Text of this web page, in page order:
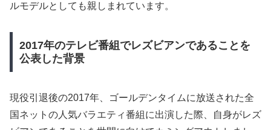
ルモデルとしても親しまれています。
2017年のテレビ番組でレズビアンであることを
公表した背景
現役引退後の2017年、ゴールデンタイムに放送された全
国ネットの人気バラエティ番組に出演した際、自身がレズ